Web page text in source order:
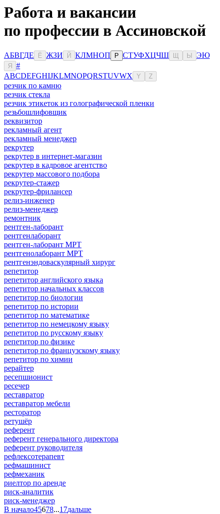
Работа и вакансии
по профессии в Ассиновской
АБВГДЕ Ё ЖЗИ Й КЛМНОП Р СТУФХЦЧШ Ы ЭЮ
Я
#
ABCDEFGHIJKLMNOPQRSTUVWX Y Z
резчик по камню
резчик стекла
резчик этикеток из голографической пленки
резьбошлифовщик
реквизитор
рекламный агент
рекламный менеджер
рекрутер
рекрутер в интернет-магазин
рекрутер в кадровое агентство
рекрутер массового подбора
рекрутер-стажер
рекрутер-фрилансер
релиз-инженер
релиз-менеджер
ремонтник
рентген-лаборант
рентгенлаборант
рентген-лаборант МРТ
рентгенолаборант МРТ
рентгенэндоваскулярный хирург
репетитор
репетитор английского языка
репетитор начальных классов
репетитор по биологии
репетитор по истории
репетитор по математике
репетитор по немецкому языку
репетитор по русскому языку
репетитор по физике
репетитор по французскому языку
репетитор по химии
рерайтер
ресепшионист
ресечер
реставратор
реставратор мебели
ресторатор
ретушёр
референт
референт генерального директора
референт руководителя
рефлексотерапевт
рефмашинист
рефмеханик
риелтор по аренде
риск-аналитик
риск-менеджер
В начало45678...17дальше